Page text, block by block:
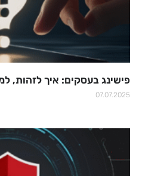
פישינג בעסקים: איך לזהות,
07.07.2025